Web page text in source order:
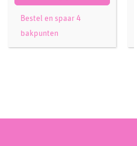
Bestel en spaar 4
bakpunten